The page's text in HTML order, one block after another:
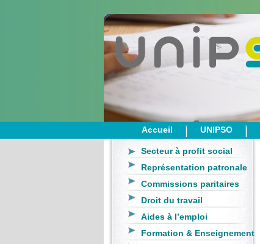
Accueil UNIPSO
Secteur à profit social
Représentation patronale
Commissions paritaires
Droit du travail
Aides à l’emploi
Formation & Enseignement